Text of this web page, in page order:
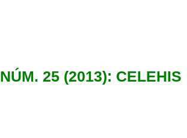
NÚM. 25 (2013): CELEHIS